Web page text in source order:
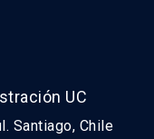
UC
Santiago, Chile